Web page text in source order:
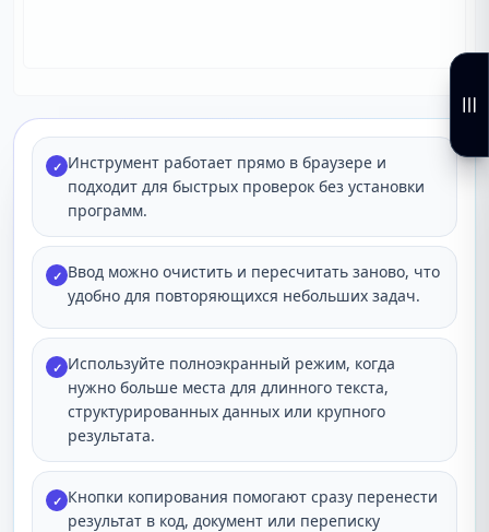
✓ Инструмент работает прямо в браузере и
подходит для быстрых проверок без установки
программ.
✓ Ввод можно очистить и пересчитать заново, что
удобно для повторяющихся небольших задач.
✓ Используйте полноэкранный режим, когда
нужно больше места для длинного текста,
структурированных данных или крупного
результата.
✓ Кнопки копирования помогают сразу перенести
результат в код, документ или переписку